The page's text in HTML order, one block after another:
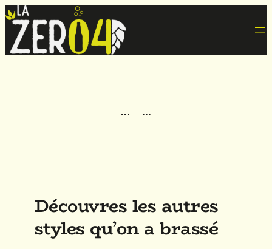
··· ···
Découvres les autres
styles qu’on a brassé